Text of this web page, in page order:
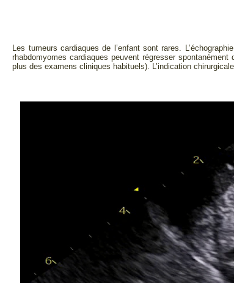
Les tumeurs cardiaques de l’enfant sont rares.
rhabdomyomes cardiaques peuvent régresser spontanément
plus des examens cliniques habituels). L’indication